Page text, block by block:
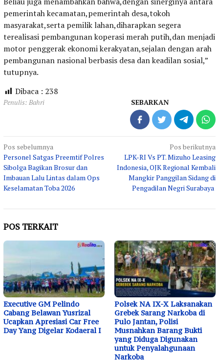
pemerintah kecamatan,pemerintah desa,tokoh
masyarakat,serta pemilik lahan,diharapkan segera
terealisasi pembangunan koperasi merah putih,dan menjadi
motor penggerak ekonomi kerakyatan,sejalan dengan arah
pembangunan nasional berbasis desa dan keadilan sosial,”
tutupnya.
Dibaca : 238
Penulis: Bahri SEBARKAN
Navigasi
pos
Pos sebelumnya
Personel Satgas Preemtif Polres
Sibolga Bagikan Brosur dan
Imbauan Lalu Lintas dalam Ops
Keselamatan Toba 2026
Pos berikutnya
LPK-RI Vs PT. Mizuho Leasing
Indonesia, OJK Regional Kembali
Mangkir Panggilan Sidang di
Pengadilan Negri Surabaya
POS TERKAIT
Executive GM Pelindo
Cabang Belawan Yusrizal
Ucapkan Apresiasi Car Free
Day Yang Digelar Kodaeral I
Polsek NA IX-X Laksanakan
Grebek Sarang Narkoba di
Pulo Jantan, Polisi
Musnahkan Barang Bukti
yang Diduga Digunakan
untuk Penyalahgunaan
Narkoba